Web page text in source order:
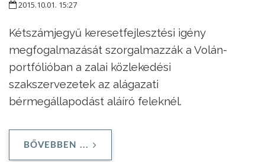
2015.10.01. 15:27
Kétszámjegyű keresetfejlesztési igény
megfogalmazását szorgalmazzák a Volán-
portfólióban a zalai közlekedési
szakszervezetek az alágazati
bérmegállapodást aláíró feleknél.
BŐVEBBEN ...